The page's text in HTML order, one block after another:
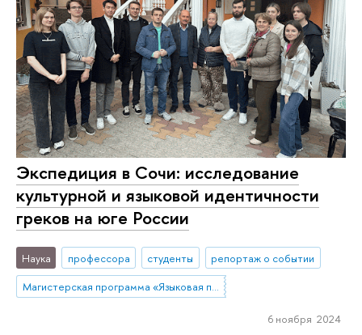
Экспедиция в Сочи: исследование
культурной и языковой идентичности
греков на юге России
Наука профессора студенты
репортаж о событии
Магистерская программа «Языковая политика в условиях этнокультурного разнообразия»
6 ноября 2024